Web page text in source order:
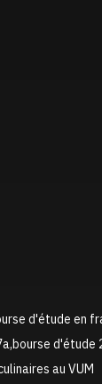
d'étude en
au VUM